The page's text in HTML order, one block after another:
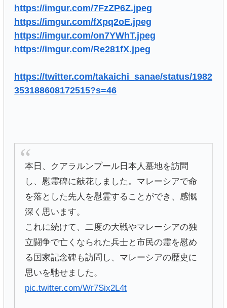
https://imgur.com/7FzZP6Z.jpeg
https://imgur.com/fXpq2oE.jpeg
https://imgur.com/on7YWhT.jpeg
https://imgur.com/Re281fX.jpeg
https://twitter.com/takaichi_sanae/status/1982
353188608172515?s=46
本日、クアラルンプール日本人墓地を訪問
し、慰霊碑に献花しました。マレーシアで命
を落とした先人を慰霊することができ、感慨
深く思います。
これに続けて、二度の大戦やマレーシアの独
立闘争で亡くなられた兵士と市民の霊を慰め
る国家記念碑も訪問し、マレーシアの歴史に
思いを馳せました。
pic.twitter.com/Wr7Six2L4t